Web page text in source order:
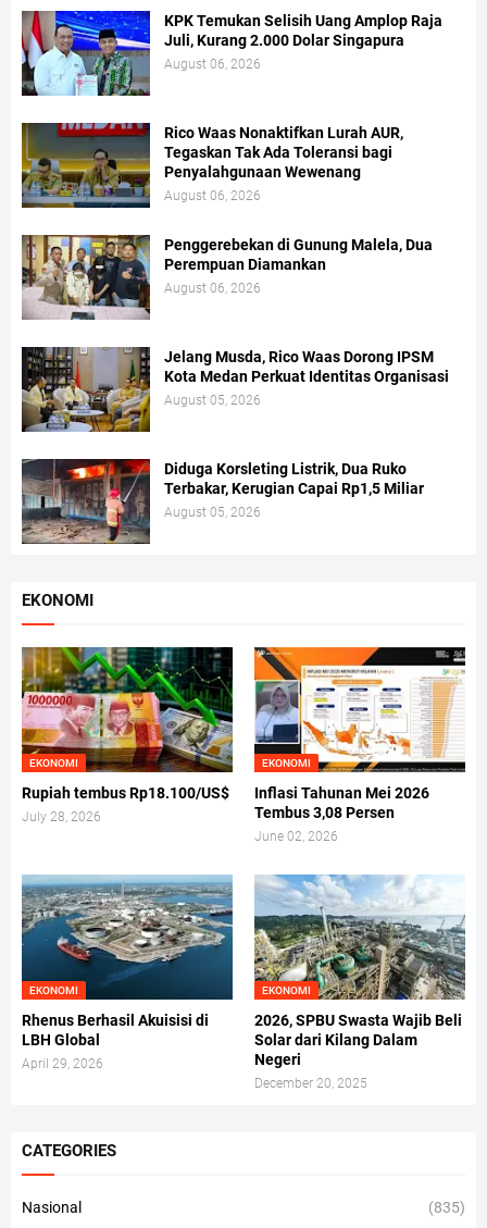
KPK Temukan Selisih Uang Amplop Raja
Juli, Kurang 2.000 Dolar Singapura
August 06, 2026
Rico Waas Nonaktifkan Lurah AUR,
Tegaskan Tak Ada Toleransi bagi
Penyalahgunaan Wewenang
August 06, 2026
Penggerebekan di Gunung Malela, Dua
Perempuan Diamankan
August 06, 2026
Jelang Musda, Rico Waas Dorong IPSM
Kota Medan Perkuat Identitas Organisasi
August 05, 2026
Diduga Korsleting Listrik, Dua Ruko
Terbakar, Kerugian Capai Rp1,5 Miliar
August 05, 2026
EKONOMI
EKONOMI
Rupiah tembus Rp18.100/US$
July 28, 2026
EKONOMI
Inflasi Tahunan Mei 2026
Tembus 3,08 Persen
June 02, 2026
EKONOMI
Rhenus Berhasil Akuisisi di
LBH Global
April 29, 2026
EKONOMI
2026, SPBU Swasta Wajib Beli
Solar dari Kilang Dalam
Negeri
December 20, 2025
CATEGORIES
Nasional (835)